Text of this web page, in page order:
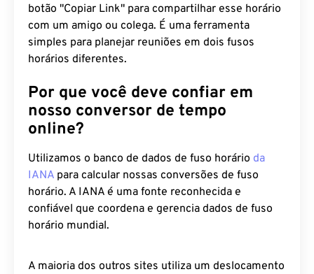
botão "Copiar Link" para compartilhar esse horário
com um amigo ou colega. É uma ferramenta
simples para planejar reuniões em dois fusos
horários diferentes.
Por que você deve confiar em
nosso conversor de tempo
online?
Utilizamos o banco de dados de fuso horário da
IANA para calcular nossas conversões de fuso
horário. A IANA é uma fonte reconhecida e
confiável que coordena e gerencia dados de fuso
horário mundial.
A maioria dos outros sites utiliza um deslocamento